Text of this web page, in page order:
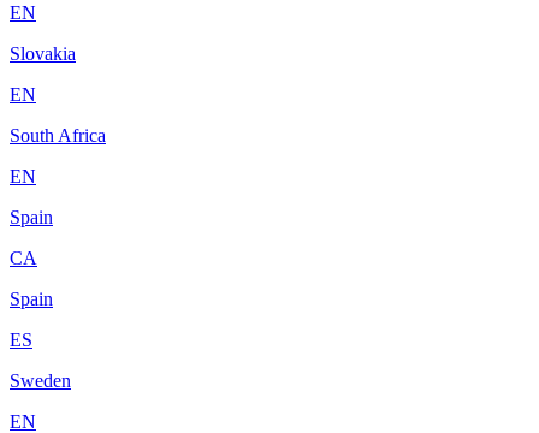
EN
Slovakia
EN
South Africa
EN
Spain
CA
Spain
ES
Sweden
EN